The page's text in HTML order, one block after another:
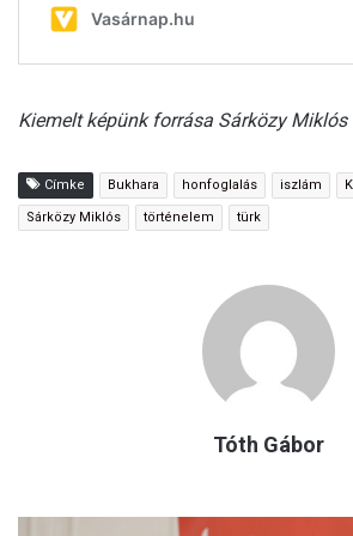
Kiemelt képünk forrása Sárközy Miklós
Címke Bukhara honfoglalás iszlám
Sárközy Miklós történelem türk
Tóth Gábor